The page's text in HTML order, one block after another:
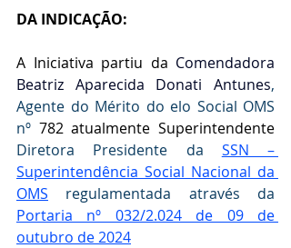
DA INDICAÇÃO:
A Iniciativa partiu da Comendadora
Beatriz Aparecida Donati Antunes,
Agente do Mérito do elo Social OMS
nº
Diretora Presidente da SSN –
Superintendência Social Nacional da
OMS
Portaria nº 032/2.024 de 09 de
outubro de 2024